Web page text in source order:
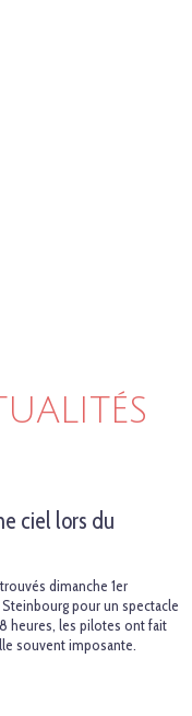
ciel lors du
dimanche 1er
pour un spectacle
heures, les pilotes ont fait
souvent imposante.